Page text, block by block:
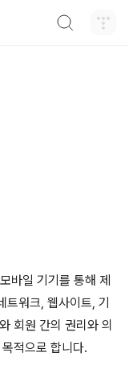
바일 기기를 통해 제
워크, 웹사이트, 기
회원 간의 권리와 의
적으로 합니다.